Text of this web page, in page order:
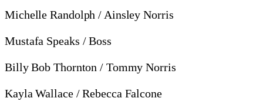
Michelle Randolph / Ainsley Norris
Mustafa Speaks / Boss
Billy Bob Thornton / Tommy Norris
Kayla Wallace / Rebecca Falcone